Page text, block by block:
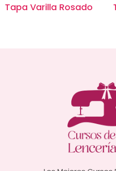
Tapa Varilla Rosado